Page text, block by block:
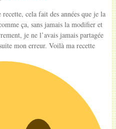
recette, cela fait des années que je la
ça, sans jamais la modifier et
je ne l’avais jamais partagée
mon erreur. Voilà ma recette